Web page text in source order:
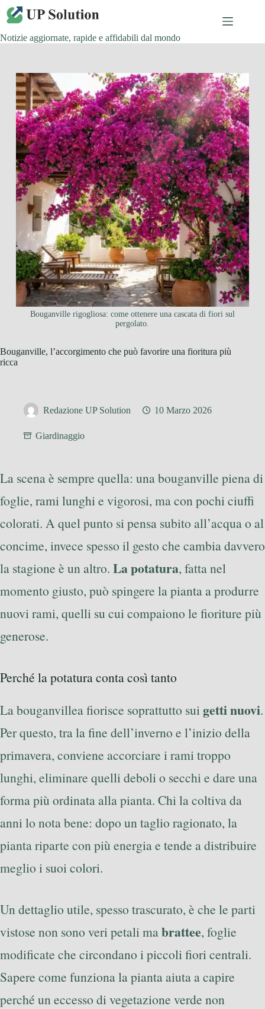
Salta
contenuto
Notizie aggiornate, rapide e affidabili dal mondo
Bouganville rigogliosa: come ottenere una cascata di fiori sul
pergolato.
Bouganville, l’accorgimento che può favorire una fioritura più
ricca
Redazione UP Solution 10 Marzo 2026
Giardinaggio
La scena è sempre quella: una bouganville piena di
foglie, rami lunghi e vigorosi, ma con pochi ciuffi
colorati. A quel punto si pensa subito all’acqua o al
concime, invece spesso il gesto che cambia davvero
la stagione è un altro. La potatura, fatta nel
momento giusto, può spingere la pianta a produrre
nuovi rami, quelli su cui compaiono le fioriture più
generose.
Perché la potatura conta così tanto
La bouganvillea fiorisce soprattutto suigetti nuovi.
Per questo, tra la fine dell’inverno e l’inizio della
primavera, conviene accorciare i rami troppo
lunghi, eliminare quelli deboli o secchi e dare una
forma più ordinata alla pianta. Chi la coltiva da
anni lo nota bene: dopo un taglio ragionato, la
pianta riparte con più energia e tende a distribuire
meglio i suoi colori.
Un dettaglio utile, spesso trascurato, è che le parti
vistose non sono veri petali mabrattee, foglie
modificate che circondano i piccoli fiori centrali.
Sapere come funziona la pianta aiuta a capire
perché un eccesso di vegetazione verde non